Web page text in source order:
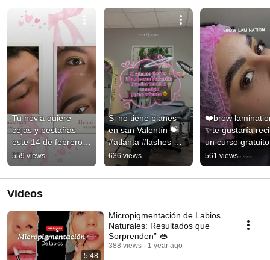
Tu novia quiere
cejas y pestañas
este 14 de febrero
🫢✨🌷
559 views
Si no tiene planes
en san Valentín 💝
#atlanta #lashes
#lashextensions
636 views
❤️brow
✨te gustaría
un curso gratuito
comenta yo ✨
#cejas
561 views
Videos
5:48
Micropigmentación de Labios
Naturales: Resultados que
Sorprenden” 👄
388 views 1 year ago